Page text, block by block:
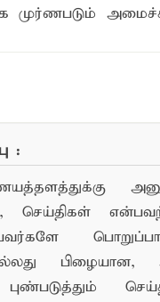
முர்ணபடும்
:
பிழையான,